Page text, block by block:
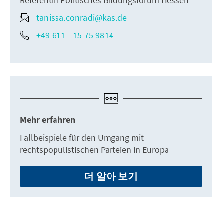
tanissa.conradi@kas.de
+49 611 - 15 75 9814
Mehr erfahren
Fallbeispiele für den Umgang mit
rechtspopulistischen Parteien in Europa
더 알아 보기